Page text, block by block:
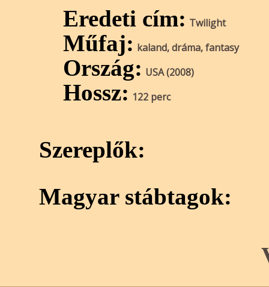
Eredeti cím: Twilight
Műfaj: kaland, dráma, fantasy
Ország: USA (2008)
Hossz: 122 perc
Szereplők:
Magyar stábtagok: